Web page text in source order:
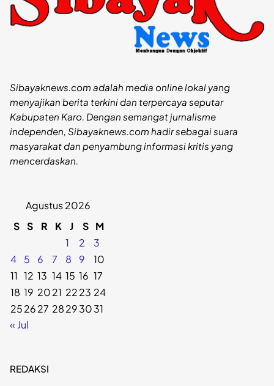
Sibayaknews.com adalah media online lokal yang
menyajikan berita terkini dan terpercaya seputar
Kabupaten Karo. Dengan semangat jurnalisme
independen, Sibayaknews.com hadir sebagai suara
masyarakat dan penyambung informasi kritis yang
mencerdaskan.
Agustus 2026
S S R K J S M
1
2
3
4
5 6 7 8 9
10
11 12 13 14 15 16 17
18 19 2021 2223 24
252627 28293031
« Jul
REDAKSI